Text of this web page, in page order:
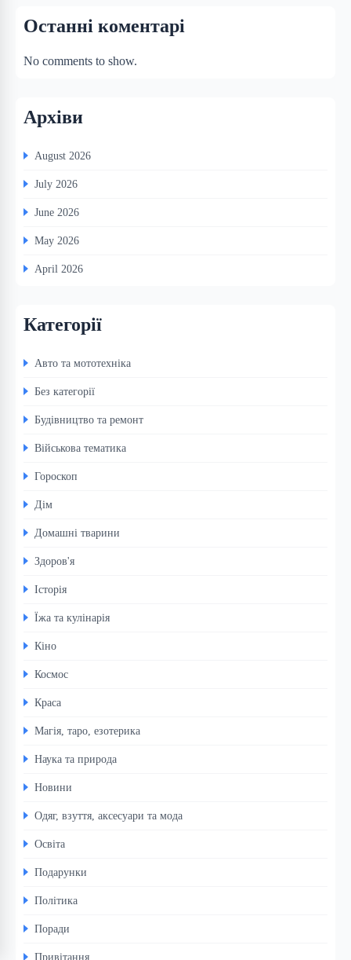
Останні коментарі
No comments to show.
Архіви
August 2026
July 2026
June 2026
May 2026
April 2026
Категорії
Авто та мототехніка
Без категорії
Будівництво та ремонт
Військова тематика
Гороскоп
Дім
Домашні тварини
Здоров'я
Історія
Їжа та кулінарія
Кіно
Космос
Краса
Магія, таро, езотерика
Наука та природа
Новини
Одяг, взуття, аксесуари та мода
Освіта
Подарунки
Політика
Поради
Привітання